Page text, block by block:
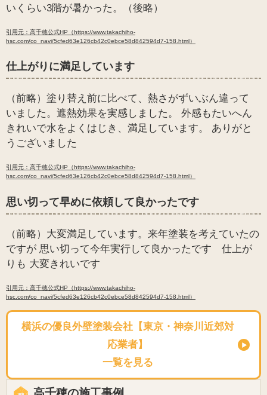
いくらい3階が暑かった。（後略）
引用元：高千穂公式HP（https://www.takachiho-
hsc.com/co_navi/5cfed63e126cb42c0ebce58d842594d7-158.html）
仕上がりに満足しています
（前略）塗り替え前に比べて、熱さがずいぶん違って
いました。遮熱効果を実感しました。 外感もたいへん
きれいで水をよくはじき、満足しています。 ありがと
うございました
引用元：高千穂公式HP（https://www.takachiho-
hsc.com/co_navi/5cfed63e126cb42c0ebce58d842594d7-158.html）
思い切って早めに依頼して良かったです
（前略）大変満足しています。来年塗装を考えていたの
ですが 思い切って今年実行して良かったです 仕上が
りも 大変きれいです
引用元：高千穂公式HP（https://www.takachiho-
hsc.com/co_navi/5cfed63e126cb42c0ebce58d842594d7-158.html）
横浜の優良外壁塗装会社【東京・神奈川近郊対
応業者】
一覧を見る